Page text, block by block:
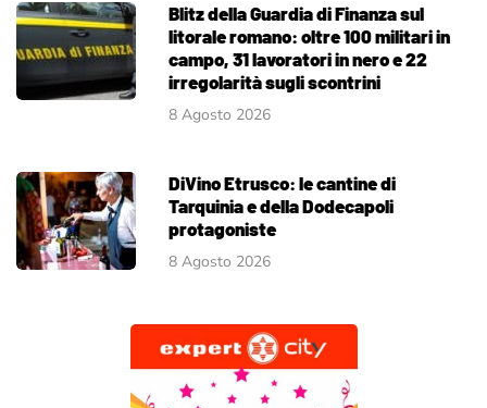
Blitz della Guardia di Finanza sul
litorale romano: oltre 100 militari in
campo, 31 lavoratori in nero e 22
irregolarità sugli scontrini
8 Agosto 2026
DiVino Etrusco: le cantine di
Tarquinia e della Dodecapoli
protagoniste
8 Agosto 2026